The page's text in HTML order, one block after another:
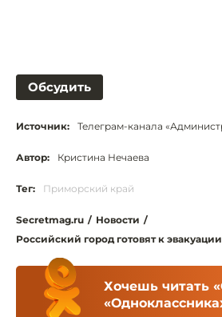
Обсудить
Источник: Телеграм-канала
Автор: Кристина Нечаева
Тег: Приморский край
Secretmag.ru / Новости /
Российский город готовят к
Хочешь читать